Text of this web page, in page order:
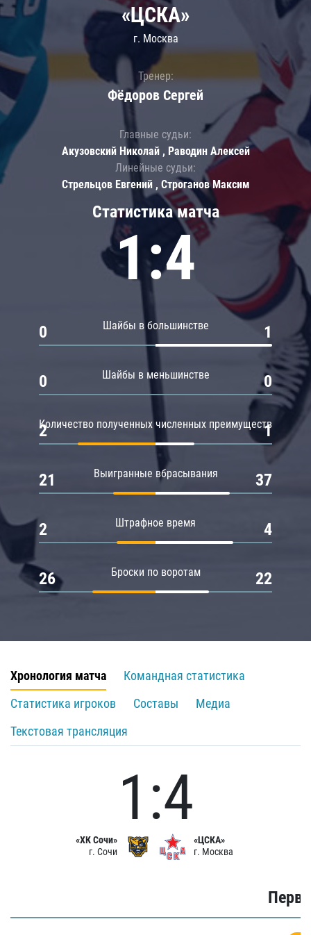
Статистика матча
1:4
Шайбы в большинстве
0 1
Шайбы в меньшинстве
0 0
Количество полученных численных преимуществ
2 1
Выигранные вбрасывания
21 37
Штрафное время
2 4
Броски по воротам
26 22
«ЦСКА»
г. Москва
Тренер:
Фёдоров Сергей
Главные судьи:
Акузовский Николай , Раводин Алексей
Линейные судьи:
Стрельцов Евгений , Строганов Максим
Хронология матча
Командная статистика
Статистика игроков
Составы
Медиа
Текстовая трансляция
«ХК Сочи»
г. Сочи
1:4
«ЦСКА»
г. Москва